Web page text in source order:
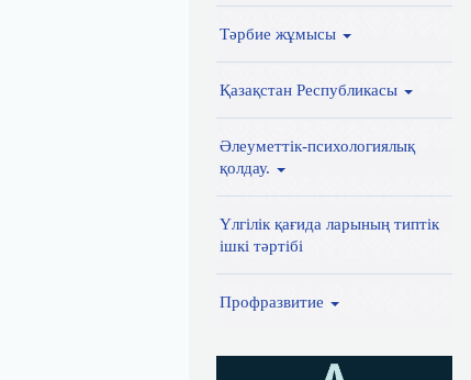
Тәрбие жұмысы
Қазақстан Республикасы
Әлеуметтік-психологиялық
қолдау.
Үлгілік қағида ларының типтік
ішкі тәртібі
Профразвитие